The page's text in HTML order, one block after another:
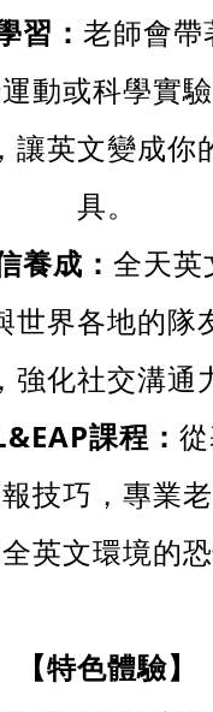
習： 老師會帶
動或科學實
讓英文變成你
具。
養成： 全天英
世界各地的隊
強化社交溝通
課程：
技巧，專業
英文環境的恐
【特色體驗】